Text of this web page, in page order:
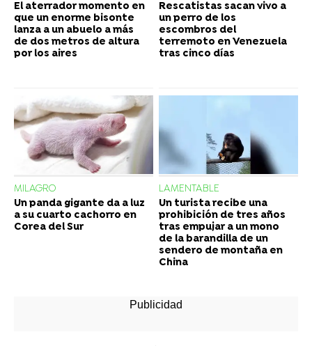
El aterrador momento en
que un enorme bisonte
lanza a un abuelo a más
de dos metros de altura
por los aires
Rescatistas sacan vivo a
un perro de los
escombros del
terremoto en Venezuela
tras cinco días
MILAGRO
Un panda gigante da a luz
a su cuarto cachorro en
Corea del Sur
LAMENTABLE
Un turista recibe una
prohibición de tres años
tras empujar a un mono
de la barandilla de un
sendero de montaña en
China